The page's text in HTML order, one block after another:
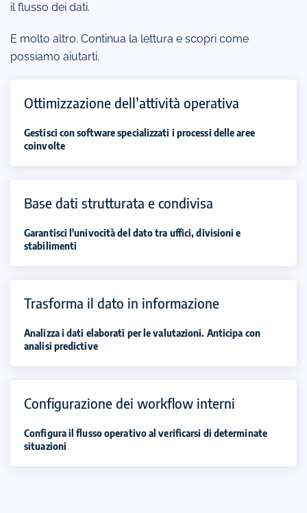
il flusso dei dati.
E molto altro. Continua la lettura e scopri come
possiamo aiutarti.
Ottimizzazione dell’attività operativa
Gestisci con software specializzati i processi delle aree
coinvolte
Base dati strutturata e condivisa
Garantisci l'univocità del dato tra uffici, divisioni e
stabilimenti
Trasforma il dato in informazione
Analizza i dati elaborati per le valutazioni. Anticipa con
analisi predictive
Configurazione dei workflow interni
Configura il flusso operativo al verificarsi di determinate
situazioni